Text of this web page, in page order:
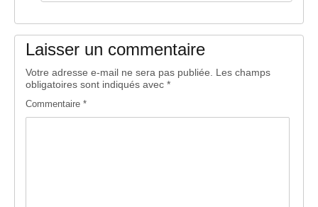
Laisser un commentaire
Votre adresse e-mail ne sera pas publiée. Les champs
obligatoires sont indiqués avec *
Commentaire *